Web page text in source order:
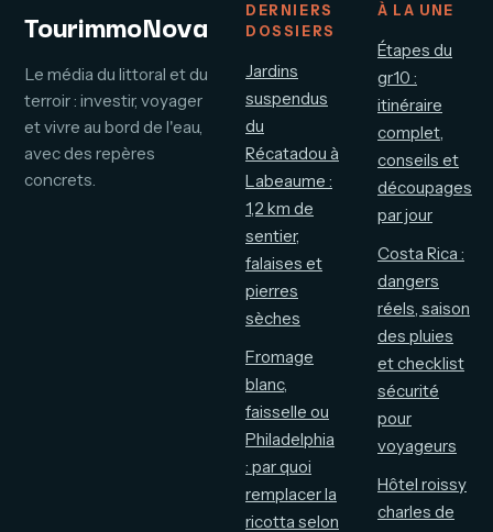
TourimmoNova
Le média du littoral et du
terroir : investir, voyager
et vivre au bord de l'eau,
avec des repères
concrets.
DERNIERS
DOSSIERS
Jardins
suspendus
du
Récatadou à
Labeaume :
1,2 km de
sentier,
falaises et
pierres
sèches
Fromage
blanc,
faisselle ou
Philadelphia
: par quoi
remplacer la
ricotta selon
À LA UNE
Étapes du
gr10 :
itinéraire
complet,
conseils et
découpages
par jour
Costa Rica :
dangers
réels, saison
des pluies
et checklist
sécurité
pour
voyageurs
Hôtel roissy
charles de